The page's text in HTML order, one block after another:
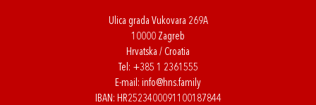
Ulica grada Vukovara 269A
10000 Zagreb
Hrvatska / Croatia
Tel: +385 1 2361555
E-mail: info@hns.family
IBAN: HR2523400091100187844